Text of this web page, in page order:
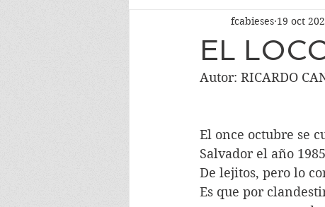
EL
fcabieses 19 oct
Autor: RICARDO
El once octubre se
Salvador el año
De lejitos, pero lo
Es que por